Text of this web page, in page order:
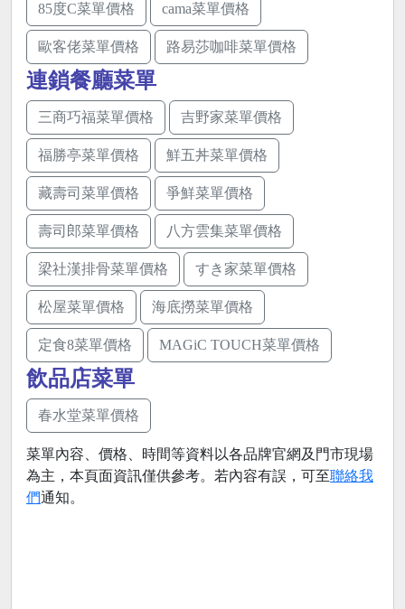
85度C菜單價格 cama菜單價格
歐客佬菜單價格 路易莎咖啡菜單價格
連鎖餐廳菜單
三商巧福菜單價格 吉野家菜單價格
福勝亭菜單價格 鮮五丼菜單價格
藏壽司菜單價格 爭鮮菜單價格
壽司郎菜單價格 八方雲集菜單價格
梁社漢排骨菜單價格 すき家菜單價格
松屋菜單價格 海底撈菜單價格
定食8菜單價格 MAGiC TOUCH菜單價格
飲品店菜單
春水堂菜單價格
菜單內容、價格、時間等資料以各品牌官網及門市現場
為主，本頁面資訊僅供參考。若內容有誤，可至聯絡我
們通知。